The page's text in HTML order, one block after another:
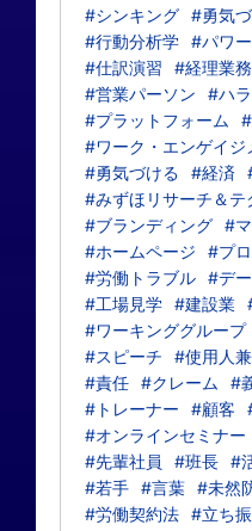
#シンキング #勇気
#行動分析学 #パワ
#仕訳演習
#経理業務
#営業パーソン
#ハ
#プラットフォーム
#ワーク・エンゲイジ
#勇気づける
#経済
#みずほリサーチ＆テ
#ブランディング #
#ホームページ
#プ
#労働トラブル #デ
#工場見学 #建設業
#ワーキンググループ
#スピーチ
#使用人
#責任 #クレーム #
#トレーナー
#顧客
#オンラインセミナー
#先輩社員
#班長 #
#若手 #言葉 #未然
#労働契約法 #立ち